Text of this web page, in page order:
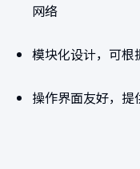
网络
模块化设计，可根
操作界面友好，